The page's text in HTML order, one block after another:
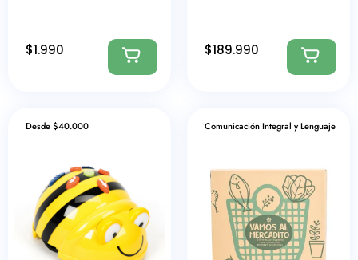
$1.990 $189.990
Desde $40.000 Comunicación Integral y Lenguaje